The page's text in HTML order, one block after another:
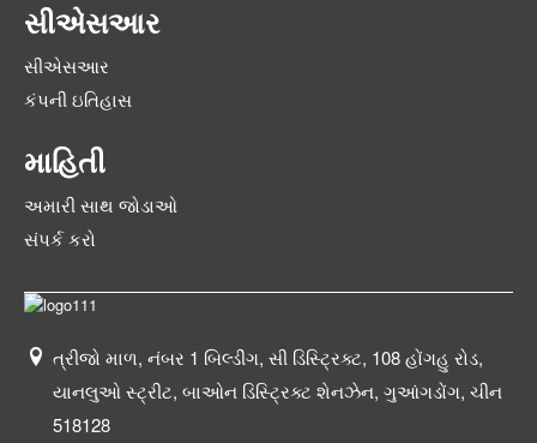
સીએસઆર
સીએસઆર
કંપની ઇતિહાસ
માહિતી
અમારી સાથ જોડાઓ
સંપર્ક કરો
ત્રીજો માળ, નંબર 1 બિલ્ડીંગ, સી ડિસ્ટ્રિક્ટ, 108 હોંગહુ રોડ,
યાનલુઓ સ્ટ્રીટ, બાઓન ડિસ્ટ્રિક્ટ શેનઝેન, ગુઆંગડોંગ, ચીન
518128